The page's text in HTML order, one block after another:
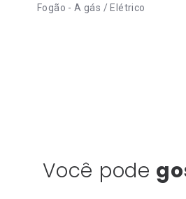
Fogão - A gás / Elétrico
Você pode